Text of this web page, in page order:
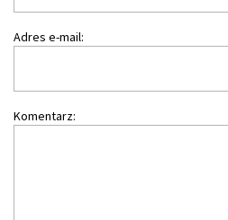
Adres e-mail:
Komentarz: